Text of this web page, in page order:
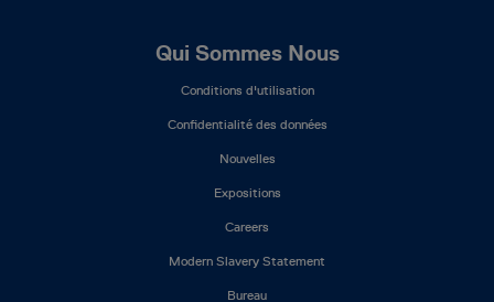
Qui Sommes Nous
Conditions d'utilisation
Confidentialité des données
Nouvelles
Expositions
Careers
Modern Slavery Statement
Bureau